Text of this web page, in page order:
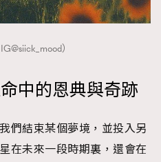
）
中的恩典與奇跡
們結束某個夢境，並投入另
在未來一段時期裏，還會在